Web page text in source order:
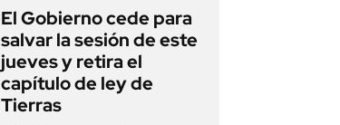
El Gobierno cede para
salvar la sesión de este
jueves y retira el
capítulo de ley de
Tierras